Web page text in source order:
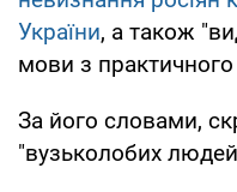
України, а також
мови з
За його словами,
"вузьколобих людей